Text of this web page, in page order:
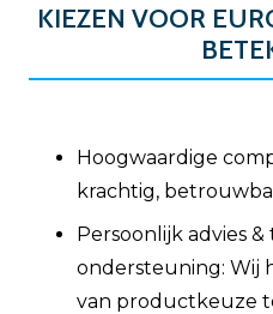
KIEZEN VOOR
Hoogwaardige
krachtig,
Persoonlijk advies
ondersteuning: Wij
van productkeuze